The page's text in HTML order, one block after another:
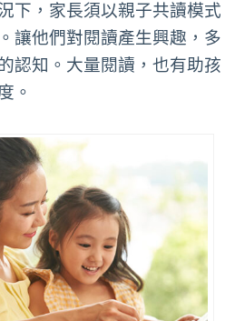
下，家長須以親子共讀模式
讓他們對閱讀產生興趣，多
認知。大量閱讀，也有助孩
。